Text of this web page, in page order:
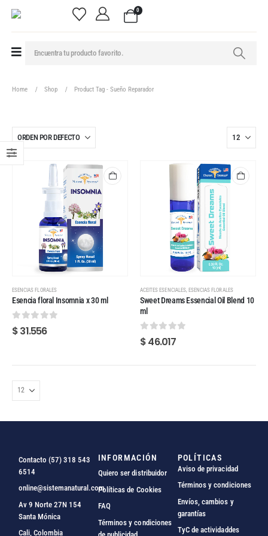
0
Home Shop Product Tag - Sueño Reparador
ESENCIAS FLORALES
Esencia floral Insomnia x 30 ml
0 out of 5
$31.556
ACEITES ESENCIALES, ESENCIAS FLORALES
Sweet Dreams Essencial Oil Blend 10
ml
0 out of 5
$46.017
Contacto (57) 318 543
6514
online@sistemanatural.com
Av 9 Norte 27N 154
Santa Mónica
Cali, Colombia
INFORMACIÓN
Quiero ser distribuidor
Políticas de Cookies
FAQ
Términos y condiciones
POLÍTICAS
Aviso de privacidad
Términos y condiciones
Envíos, cambios y
garantías
TyC de actividaddes